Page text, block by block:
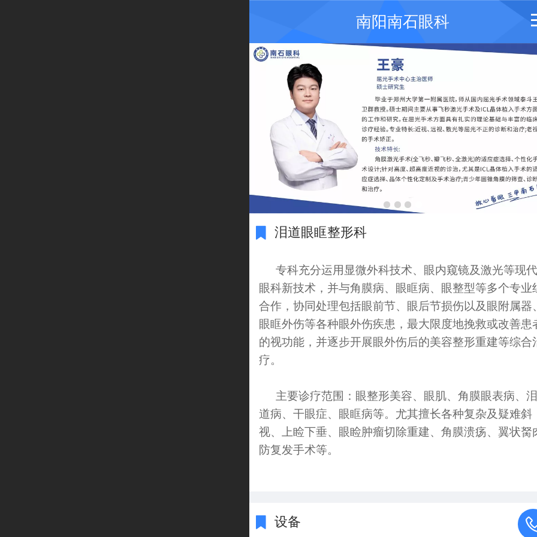
南阳南石眼科
泪道眼眶整形科
专科充分运用显微外科技术、眼内窥镜及激光等现代
眼科新技术，并与角膜病、眼眶病、眼整型等多个专业
合作，协同处理包括眼前节、眼后节损伤以及眼附属器、
眼眶外伤等各种眼外伤疾患，最大限度地挽救或改善患
的视功能，并逐步开展眼外伤后的美容整形重建等综合
疗。
主要诊疗范围：眼整形美容、眼肌、角膜眼表病、泪
道病、干眼症、眼眶病等。尤其擅长各种复杂及疑难斜
视、上睑下垂、眼睑肿瘤切除重建、角膜溃疡、翼状胬
防复发手术等。
设备